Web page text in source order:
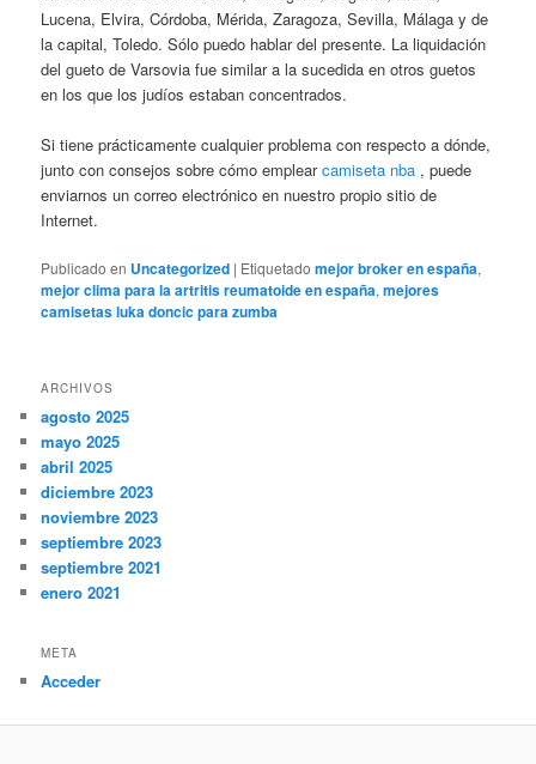
Lucena, Elvira, Córdoba, Mérida, Zaragoza, Sevilla, Málaga y de
la capital, Toledo. Sólo puedo hablar del presente. La liquidación
del gueto de Varsovia fue similar a la sucedida en otros guetos
en los que los judíos estaban concentrados.
Si tiene prácticamente cualquier problema con respecto a dónde,
junto con consejos sobre cómo emplearcamiseta nba , puede
enviarnos un correo electrónico en nuestro propio sitio de
Internet.
Publicado en Uncategorized | Etiquetado mejor broker en españa,
mejor clima para la artritis reumatoide en españa,mejores
camisetas luka doncic para zumba
ARCHIVOS
agosto 2025
mayo 2025
abril 2025
diciembre 2023
noviembre 2023
septiembre 2023
septiembre 2021
enero 2021
META
Acceder